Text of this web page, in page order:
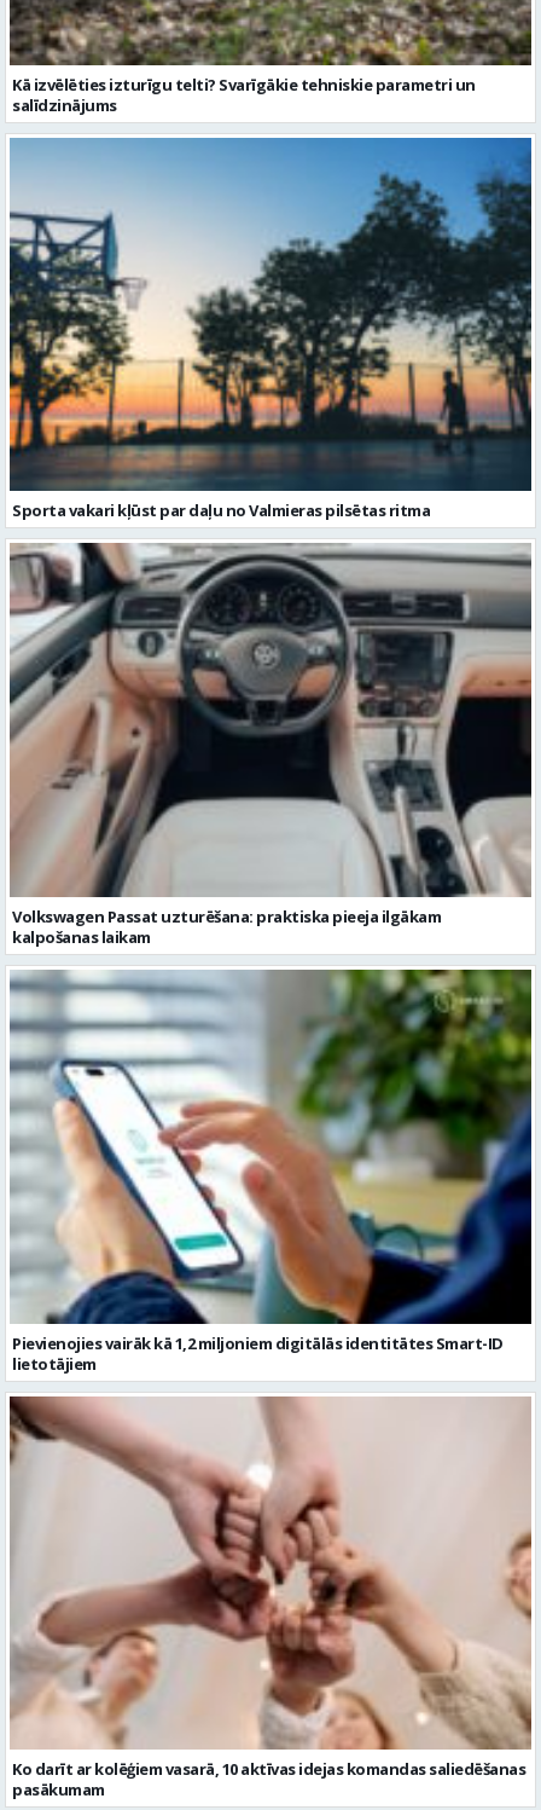
Kā izvēlēties izturīgu telti? Svarīgākie tehniskie parametri un
salīdzinājums
Sporta vakari kļūst par daļu no Valmieras pilsētas ritma
Volkswagen Passat uzturēšana: praktiska pieeja ilgākam
kalpošanas laikam
Pievienojies vairāk kā 1,2 miljoniem digitālās identitātes Smart-ID
lietotājiem
Ko darīt ar kolēģiem vasarā, 10 aktīvas idejas komandas saliedēšanas
pasākumam